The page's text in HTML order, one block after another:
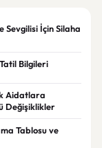
Sevgilisi İçin Silaha
Bilgileri
Aidatlara
Değişiklikler
Tablosu ve